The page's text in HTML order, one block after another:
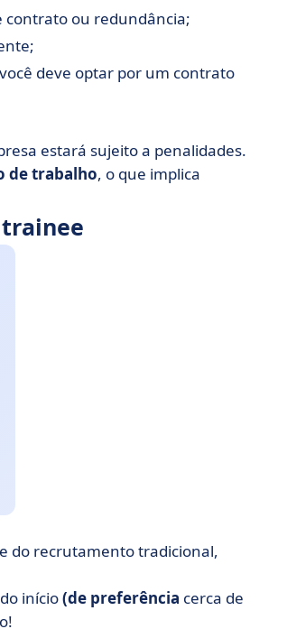
contrato ou redundância;
deve optar por um contrato
estará sujeito a penalidades.
de trabalho, o que implica
do recrutamento tradicional,
início(de preferência cerca de